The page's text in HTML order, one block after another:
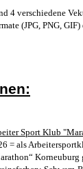
4 verschiedene
(JPG, PNG, GIF)
Sport Klub
= als
Korneuburg